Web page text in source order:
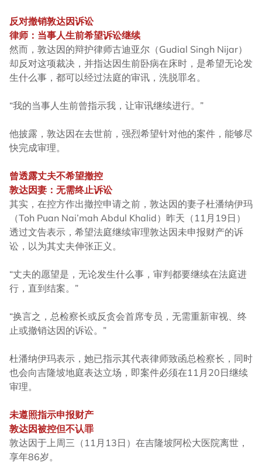
反对撤销敦达因诉讼
律师：当事人生前希望诉讼继续
然而，敦达因的辩护律师古迪亚尔（Gudial Singh Nijar）
却反对这项裁决，并指达因生前卧病在床时，是希望无论发
生什么事，都可以经过法庭的审讯，洗脱罪名。
“我的当事人生前曾指示我，让审讯继续进行。”
他披露，敦达因在去世前，强烈希望针对他的案件，能够尽
快完成审理。
曾透露丈夫不希望撤控
敦达因妻：无需终止诉讼
其实，在控方作出撤控申请之前，敦达因的妻子杜潘纳伊玛
（Toh Puan Nai’mah Abdul Khalid）昨天（11月19日）
透过文告表示，希望法庭继续审理敦达因未申报财产的诉
讼，以为其丈夫伸张正义。
“丈夫的愿望是，无论发生什么事，审判都要继续在法庭进
行，直到结案。”
“换言之，总检察长或反贪会首席专员，无需重新审视、终
止或撤销达因的诉讼。”
杜潘纳伊玛表示，她已指示其代表律师致函总检察长，同时
也会向吉隆坡地庭表达立场，即案件必须在11月20日继续
审理。
未遵照指示申报财产
敦达因被控但不认罪
敦达因于上周三（11月13日）在吉隆坡阿松大医院离世，
享年86岁。